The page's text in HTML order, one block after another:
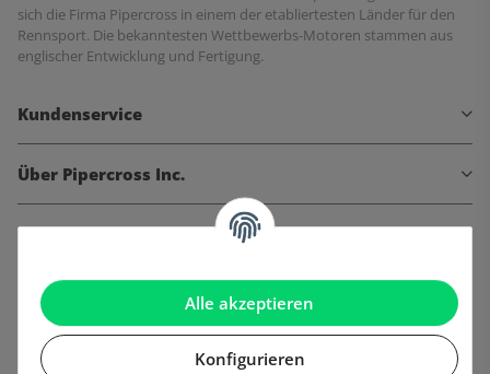
Alle akzeptieren
Konfigurieren
sich die Firma Pipercross in einem der etabliertesten Länder für den
Rennsport. Die bekanntesten Wettbewerbs-Motoren stammen aus
englischer Entwicklung und Fertigung.
Kundenservice
Über Pipercross Inc.
Informationen
Gesetzliche Informationen